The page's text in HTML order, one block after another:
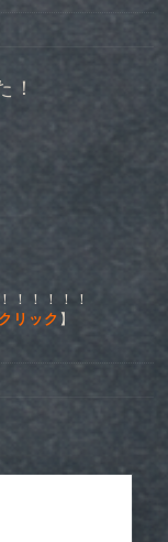
！
！！！！！
リック 】